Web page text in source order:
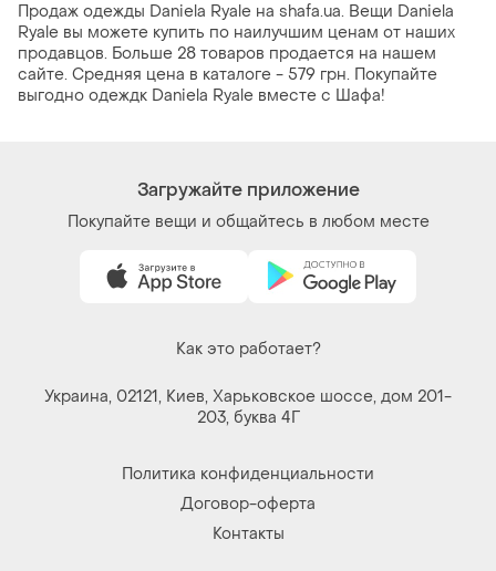
Продаж одежды Daniela Ryale на shafa.ua. Вещи Daniela
Ryale вы можете купить по наилучшим ценам от наших
продавцов. Больше 28 товаров продается на нашем
сайте. Средняя цена в каталоге - 579 грн. Покупайте
выгодно одеждк Daniela Ryale вместе с Шафа!
Загружайте приложение
Покупайте вещи и общайтесь в любом месте
Как это работает?
Украина, 02121, Киев, Харьковское шоссе, дом 201-
203, буква 4Г
Политика конфиденциальности
Договор-оферта
Контакты